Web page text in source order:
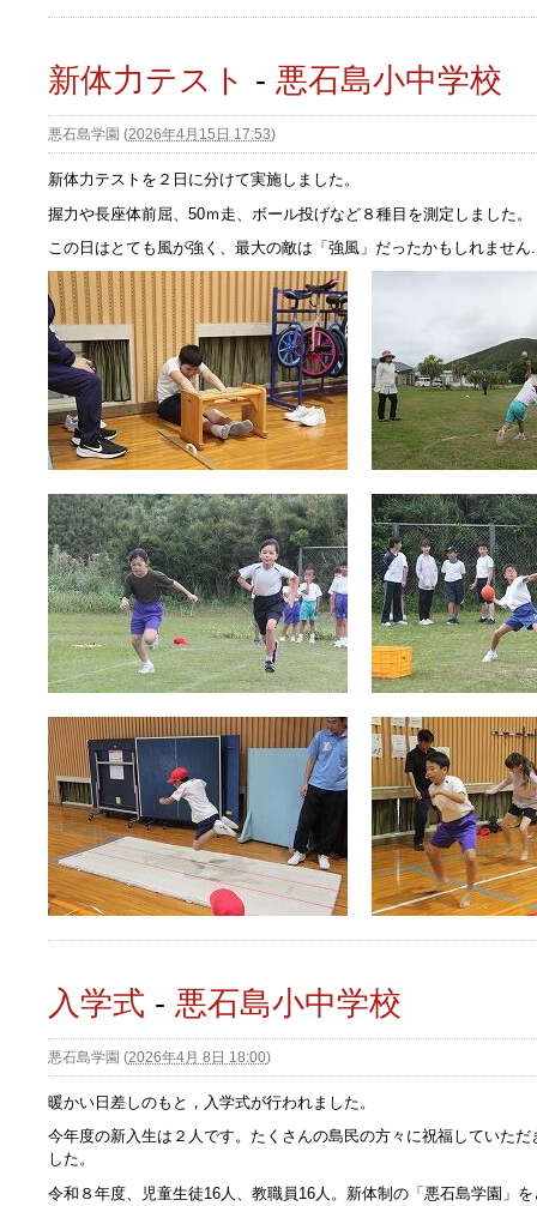
新体力テスト - 悪石島小中学校
悪石島学園 (2026年4月15日 17:53)
新体力テストを２日に分けて実施しました。
握力や長座体前屈、50ｍ走、ボール投げなど８種目を測定しました。
この日はとても風が強く、最大の敵は「強風」だったかもしれません
入学式 - 悪石島小中学校
悪石島学園 (2026年4月 8日 18:00)
暖かい日差しのもと，入学式が行われました。
今年度の新入生は２人です。たくさんの島民の方々に祝福していた
した。
令和８年度、児童生徒16人、教職員16人。新体制の「悪石島学園」